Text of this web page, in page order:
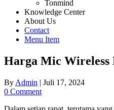
Tonmind
Knowledge Center
About Us
Contact
Menu Item
Harga Mic Wireless
By Admin | Juli 17, 2024
0 Comment